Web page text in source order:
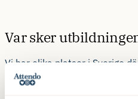
Var sker
Vi har olika platser i Sverige
stå till utbildningens